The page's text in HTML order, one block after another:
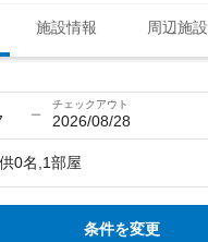
施設情報 周辺施設
らなかった。も
チェックアウト
2026/08/28
0名,1部屋
条件を変更